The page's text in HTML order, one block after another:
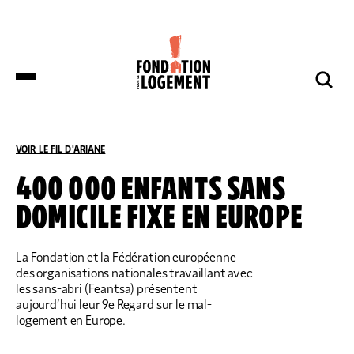
NOTRE ORGANISATION
NOTRE ORGANISATION
NOS IMPLANTATIONS RÉGIONALES
IMPACTS ET SUCCÈS
IMPACTS ET SUCCÈS
PRODUIRE DU LOGEMENT SOCIAL
DES DÉPUTÉS DE HUIT GROUPES
LOGEMENTS BOUILLOIRES INITIÉE PAR
LA FONDATION POUR LE LOGEMENT
NOS ACTUALITÉS
NOS PUBLICATIONS
NOUS SOUTENIR
DONNER
DON RÉGULIER
TRANSMETTRE SON PATRIMOINE
VOIR LE FIL D'ARIANE
ACCUEIL COMPRENDRE ET S’INFORMER
400 000 ENFANTS SANS
DOMICILE FIXE EN EUROPE
La Fondation et la Fédération européenne
des organisations nationales travaillant avec
les sans-abri (Feantsa) présentent
aujourd’hui leur 9e Regard sur le mal-
logement en Europe.